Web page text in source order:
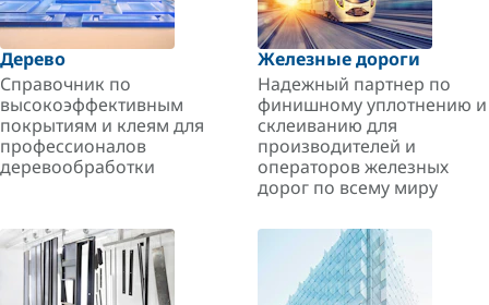
Дерево
Справочник по
высокоэффективным
покрытиям и клеям для
профессионалов
деревообработки
Железные дороги
Надежный партнер по
финишному уплотнению и
склеиванию для
производителей и
операторов железных
дорог по всему миру